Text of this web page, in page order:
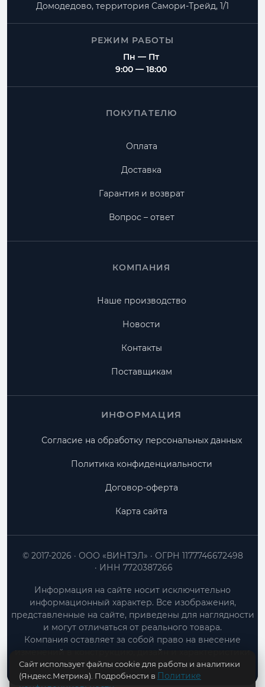
Домодедово, территория Самори-Трейд, 1/1
РЕЖИМ РАБОТЫ
Пн — Пт
9:00 — 18:00
ПОКУПАТЕЛЮ
Оплата
Доставка
Гарантия и возврат
Вопрос – ответ
КОМПАНИЯ
Наше производство
Новости
Контакты
Поставщикам
ИНФОРМАЦИЯ
Согласие на обработку персональных данных
Политика конфиденциальности
Договор-оферта
Карта сайта
ООО «ВИНТЭЛ»
ОГРН 1177746672498
ИНН 7720387266
© 2017-2026
Информация на сайте носит исключительно
информационный характер. Все изображения,
представленные на сайте, приведены для наглядности
и могут отличаться от реального товара.
Компания оставляет за собой право на внесение
изменений в конструкцию, дизайн и характеристики
товара без предварительного уведомления.
Сайт использует файлы cookie для работы и аналитики
(Яндекс.Метрика). Подробности в Политике